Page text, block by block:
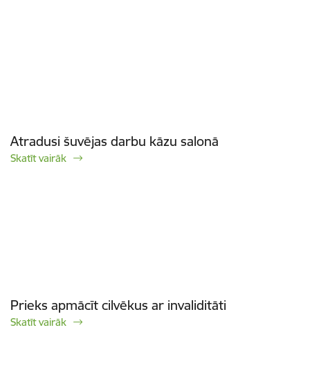
Atradusi šuvējas darbu kāzu salonā
Skatīt vairāk
Prieks apmācīt cilvēkus ar invaliditāti
Skatīt vairāk